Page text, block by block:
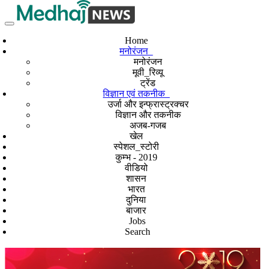
Home
मनोरंजन
मनोरंजन
मूवी_रिव्यू
ट्रेंड
विज्ञान एवं तकनीक
उर्जा और इन्फ्रास्ट्रक्चर
विज्ञान और तकनीक
अजब-गजब
खेल
स्पेशल_स्टोरी
कुम्भ - 2019
वीडियो
शासन
भारत
दुनिया
बाजार
Jobs
Search